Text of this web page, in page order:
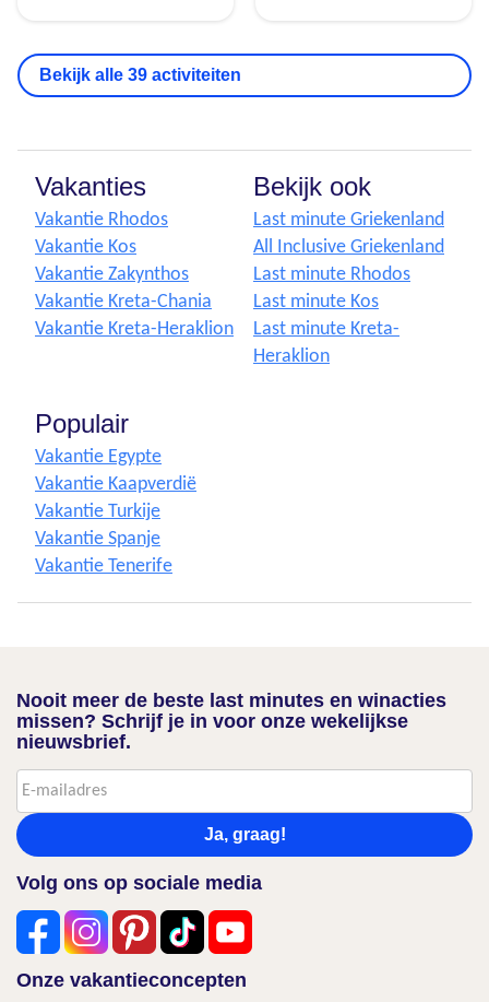
Bekijk alle 39 activiteiten
Vakanties
Vakantie Rhodos
Vakantie Kos
Vakantie Zakynthos
Vakantie Kreta-Chania
Vakantie Kreta-Heraklion
Bekijk ook
Last minute Griekenland
All Inclusive Griekenland
Last minute Rhodos
Last minute Kos
Last minute Kreta-
Heraklion
Populair
Vakantie Egypte
Vakantie Kaapverdië
Vakantie Turkije
Vakantie Spanje
Vakantie Tenerife
Nooit meer de beste last minutes en winacties
missen? Schrijf je in voor onze wekelijkse
nieuwsbrief.
Ja, graag!
Volg ons op sociale media
Onze vakantieconcepten